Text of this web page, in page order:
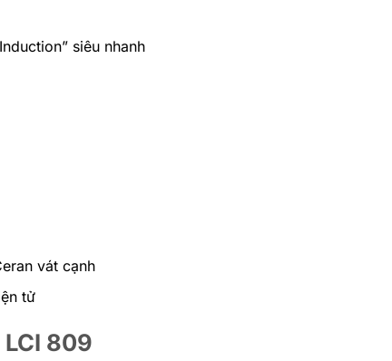
siêu nhanh
vát cạnh
tử
809